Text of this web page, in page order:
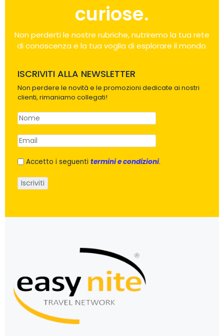
curiose.
Non perderti le nostre rubriche, nutriremo la tua rete
di conoscenza e la tua voglia di esplorare il mondo.
ISCRIVITI ALLA NEWSLETTER
Non perdere le novità e le promozioni dedicate ai nostri
clienti, rimaniamo collegati!
Accetto i seguenti termini e condizioni.